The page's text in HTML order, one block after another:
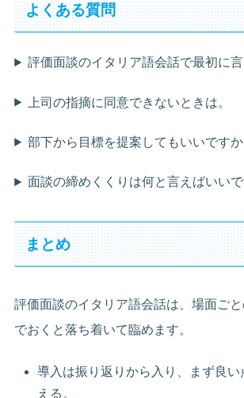
よくある質問
評価面談のイタリア語会話で最初に言
上司の指摘に同意できないときは。
部下から目標を提案してもいいですか
面談の締めくくりは何と言えばいいで
まとめ
評価面談のイタリア語会話は、場面ご
でおくと落ち着いて臨めます。
導入は振り返りから入り、まず良
える。